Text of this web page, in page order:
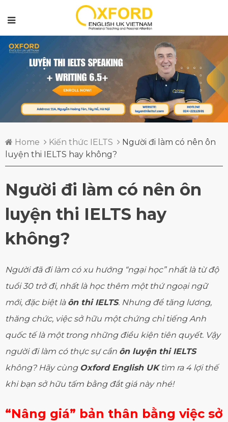
Home Kiến thức IELTS
Người đi làm có nên ôn
luyện thi IELTS hay không?
Người đi làm có nên ôn
luyện thi IELTS hay
không?
Người đã đi làm có xu hướng “ngại học” nhất là từ độ
tuổi 30 trở đi, nhất là học thêm một thứ ngoại ngữ
mới, đặc biệt là ôn thi IELTS. Nhưng để tăng lương,
thăng chức, việc sở hữu một chứng chỉ tiếng Anh
quốc tế là một trong những điều kiện tiên quyết. Vậy
người đi làm có thực sự cần ôn luyện thi IELTS
không? Hãy cùng Oxford English UKtìm ra 4 lợi thế
khi bạn sở hữu tấm bằng đắt giá này nhé!
“Nâng giá” bản thân bằng việc sở